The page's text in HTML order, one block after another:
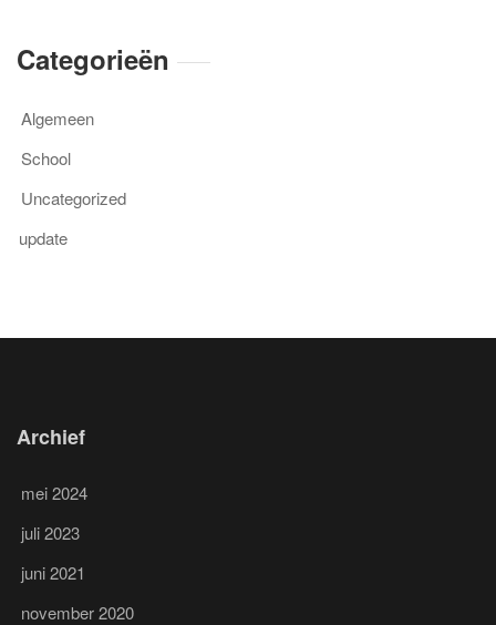
Categorieën
Algemeen
School
Uncategorized
update
Archief
mei 2024
juli 2023
juni 2021
november 2020